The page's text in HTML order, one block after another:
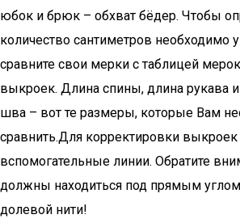
юбок и брюк – обхват бёдер. Чтобы
количество сантиметров необходимо
сравните свои мерки с таблицей
выкроек. Длина спины, длина рукава
шва – вот те размеры, которые Вам
сравнить.Для корректировки
вспомогательные линии. Обратите
должны находиться под прямым
долевой нити!